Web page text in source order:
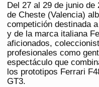
Del 27 al 29 de junio
de Cheste (Valencia)
competición destinada
y de la marca italiana
aficionados,
profesionales como
espectáculo que
los prototipos Ferrari
GT3.